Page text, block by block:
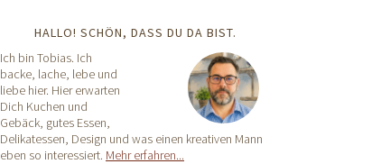
HALLO! SCHÖN, DASS DU DA BIST.
Ich bin Tobias. Ich
backe, lache, lebe und
liebe hier. Hier erwarten
Dich Kuchen und
Gebäck, gutes Essen,
Delikatessen, Design und was einen kreativen Mann
eben so interessiert. Mehr erfahren...